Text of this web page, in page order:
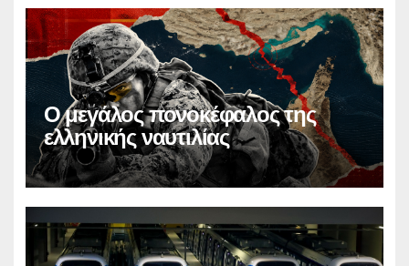
Ο μεγάλος πονοκέφαλος της
ελληνικής ναυτιλίας